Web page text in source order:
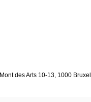
Mont des Arts 10-13, 1000